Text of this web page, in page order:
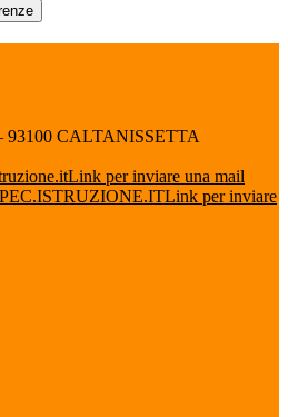
93100 CALTANISSETTA
Link per inviare una mail
Link per inviare